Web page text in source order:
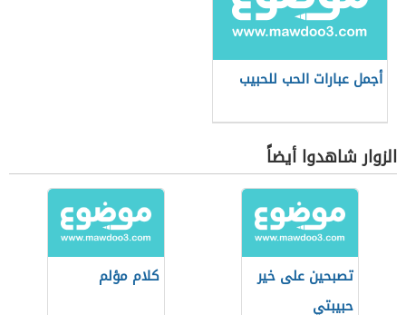
أجمل عبارات الحب للحبيب
الزوار شاهدوا أيضاً
تصبحين على خير
حبيبتي
كلام مؤلم